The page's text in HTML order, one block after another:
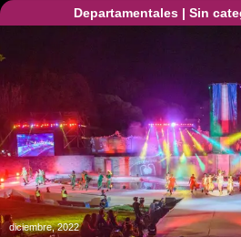
Departamentales| Sin
diciembre, 2022